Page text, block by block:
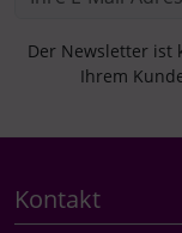
Der Newsletter ist
Ihrem
Kontakt